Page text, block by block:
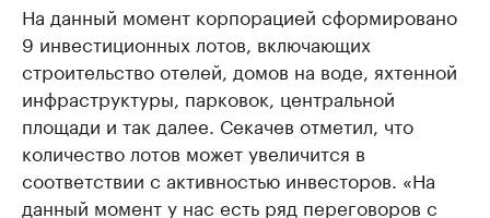
На данный момент корпорацией сформировано
9 инвестиционных лотов, включающих
строительство отелей, домов на воде, яхтенной
инфраструктуры, парковок, центральной
площади и так далее. Секачев отметил, что
количество лотов может увеличится в
соответствии с активностью инвесторов. «На
данный момент у нас есть ряд переговоров с